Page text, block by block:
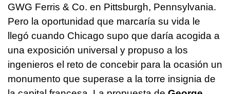
GWG Ferris & Co. en Pittsburgh, Pennsylvania.
Pero la oportunidad que marcaría su vida le
llegó cuando Chicago supo que daría acogida a
una exposición universal y propuso a los
ingenieros el reto de concebir para la ocasión un
monumento que superase a la torre insignia de